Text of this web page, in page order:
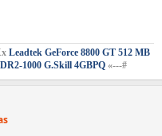
Leadtek GeForce 8800 GT 512 MB
1000 G.Skill 4GBPQ «---#